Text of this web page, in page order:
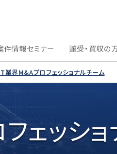
件情報セミナー 譲受・買収の
業界M&Aプロフェッショナルチーム
ェッシ